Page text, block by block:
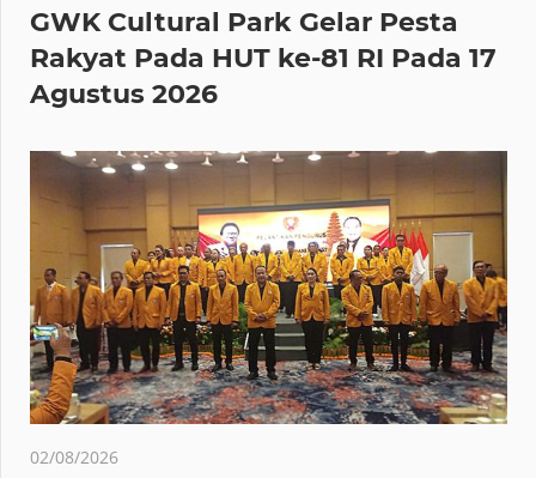
GWK Cultural Park Gelar Pesta
Rakyat Pada HUT ke-81 RI Pada 17
Agustus 2026
02/08/2026